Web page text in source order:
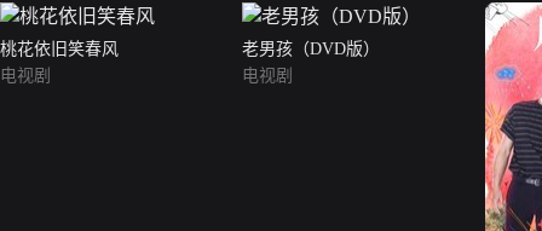
桃花依旧笑春风
电视剧
老男孩（DVD版）
电视剧